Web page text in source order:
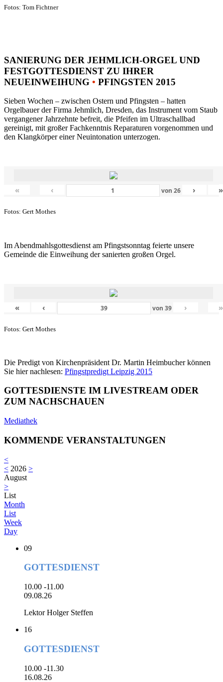
Fotos: Tom Fichtner
SANIERUNG DER JEHMLICH-ORGEL UND
FESTGOTTESDIENST ZU IHRER
NEUEINWEIHUNG • PFINGSTEN 2015
Sieben Wochen – zwischen Ostern und Pfingsten – hatten
Orgelbauer der Firma Jehmlich, Dresden, das Instrument vom Staub
vergangener Jahrzehnte befreit, die Pfeifen im Ultraschallbad
gereinigt, mit großer Fachkenntnis Reparaturen vorgenommen und
den Klangkörper einer Neuintonation unterzogen.
« ‹ von 26 › »
Fotos: Gert Mothes
Im Abendmahlsgottesdienst am Pfingstsonntag feierte unsere
Gemeinde die Einweihung der sanierten großen Orgel.
« ‹ von39 › »
Fotos: Gert Mothes
Die Predigt von Kirchenpräsident Dr. Martin Heimbucher können
Sie hier nachlesen: Pfingstpredigt Leipzig 2015
GOTTESDIENSTE IM LIVESTREAM ODER
ZUM NACHSCHAUEN
Mediathek
KOMMENDE VERANSTALTUNGEN
<
< 2026 >
August
>
List
Month
List
Week
Day
09
GOTTESDIENST
10.00 -11.00
09.08.26
Lektor Holger Steffen
16
GOTTESDIENST
10.00 -11.30
16.08.26